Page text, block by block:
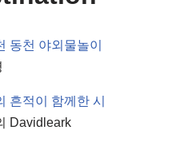
동천 야외물놀이
흔적이 함께한 시
Davidleark